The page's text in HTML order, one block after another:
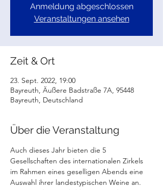
Anmeldung abgeschlossen
Veranstaltungen ansehen
Zeit & Ort
23. Sept. 2022, 19:00
Bayreuth, Äußere Badstraße 7A, 95448
Bayreuth, Deutschland
Über die Veranstaltung
Auch dieses Jahr bieten die 5
Gesellschaften des internationalen Zirkels
im Rahmen eines geselligen Abends eine
Auswahl ihrer landestypischen Weine an.